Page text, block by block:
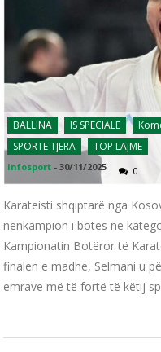
BALLINA IS SPECIALE
SPORTE TJERA
TOP LAJME
infosport -30/11/2025 0
Karateisti shqiptarë nga
nënkampion i botës në
Kampionatin Botëror të
finalen e madhe, Selmani u
emrave më të fortë të këtij